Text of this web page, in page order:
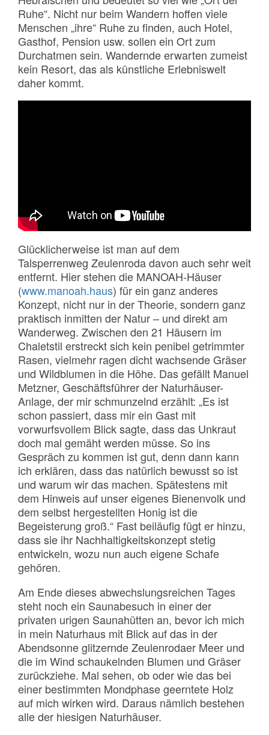
Ruhe“. Nicht nur beim Wandern hoffen viele
Menschen „ihre“ Ruhe zu finden, auch Hotel,
Gasthof, Pension usw. sollen ein Ort zum
Durchatmen sein. Wandernde erwarten zumeist
kein Resort, das als künstliche Erlebniswelt
daher kommt.
Glücklicherweise ist man auf dem
Talsperrenweg Zeulenroda davon auch sehr weit
entfernt. Hier stehen die MANOAH-Häuser
(www.manoah.haus) für ein ganz anderes
Konzept, nicht nur in der Theorie, sondern ganz
praktisch inmitten der Natur – und direkt am
Wanderweg. Zwischen den 21 Häusern im
Chaletstil erstreckt sich kein penibel getrimmter
Rasen, vielmehr ragen dicht wachsende Gräser
und Wildblumen in die Höhe. Das gefällt Manuel
Metzner, Geschäftsführer der Naturhäuser-
Anlage, der mir schmunzelnd erzählt: „Es ist
schon passiert, dass mir ein Gast mit
vorwurfsvollem Blick sagte, dass das Unkraut
doch mal gemäht werden müsse. So ins
Gespräch zu kommen ist gut, denn dann kann
ich erklären, dass das natürlich bewusst so ist
und warum wir das machen. Spätestens mit
dem Hinweis auf unser eigenes Bienenvolk und
dem selbst hergestellten Honig ist die
Begeisterung groß.“ Fast beiläufig fügt er hinzu,
dass sie ihr Nachhaltigkeitskonzept stetig
entwickeln, wozu nun auch eigene Schafe
gehören.
Am Ende dieses abwechslungsreichen Tages
steht noch ein Saunabesuch in einer der
privaten urigen Saunahütten an, bevor ich mich
in mein Naturhaus mit Blick auf das in der
Abendsonne glitzernde Zeulenrodaer Meer und
die im Wind schaukelnden Blumen und Gräser
zurückziehe. Mal sehen, ob oder wie das bei
einer bestimmten Mondphase geerntete Holz
auf mich wirken wird. Daraus nämlich bestehen
alle der hiesigen Naturhäuser.